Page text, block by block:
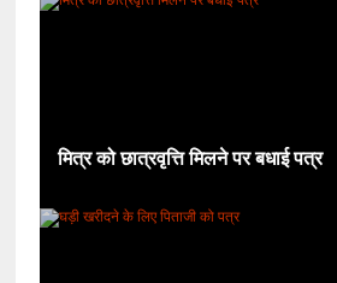
मित्र को छात्रवृत्ति मिलने पर बधाई पत्र